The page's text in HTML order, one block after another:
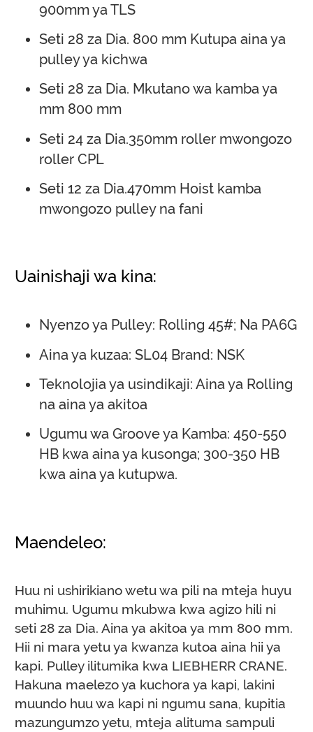
900mm ya TLS
Seti 28 za Dia. 800 mm Kutupa aina ya
pulley ya kichwa
Seti 28 za Dia. Mkutano wa kamba ya
mm 800 mm
Seti 24 za Dia.350mm roller mwongozo
roller CPL
Seti 12 za Dia.470mm Hoist kamba
mwongozo pulley na fani
Uainishaji wa kina:
Nyenzo ya Pulley: Rolling 45#; Na PA6G
Aina ya kuzaa: SL04 Brand: NSK
Teknolojia ya usindikaji: Aina ya Rolling
na aina ya akitoa
Ugumu wa Groove ya Kamba: 450-550
HB kwa aina ya kusonga; 300-350 HB
kwa aina ya kutupwa.
Maendeleo:
Huu ni ushirikiano wetu wa pili na mteja huyu
muhimu. Ugumu mkubwa kwa agizo hili ni
seti 28 za Dia. Aina ya akitoa ya mm 800 mm.
Hii ni mara yetu ya kwanza kutoa aina hii ya
kapi. Pulley ilitumika kwa LIEBHERR CRANE.
Hakuna maelezo ya kuchora ya kapi, lakini
muundo huu wa kapi ni ngumu sana, kupitia
mazungumzo yetu, mteja alituma sampuli